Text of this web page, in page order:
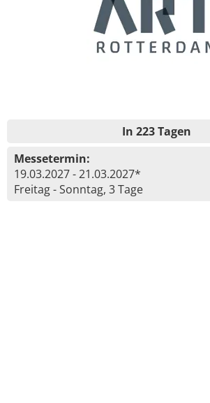
In 223 Tagen
Messetermin:
19.03.2027 - 21.03.2027*
Freitag - Sonntag, 3 Tage